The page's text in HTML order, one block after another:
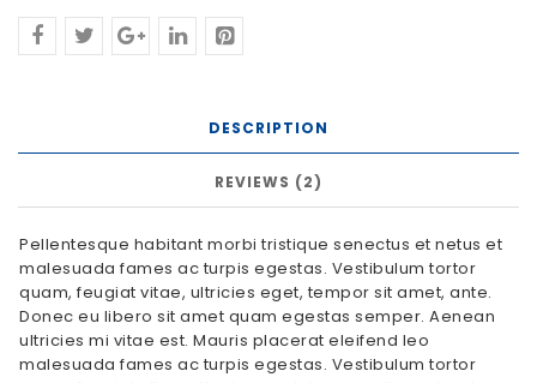
DESCRIPTION
REVIEWS (2)
Pellentesque habitant morbi tristique senectus et netus et
malesuada fames ac turpis egestas. Vestibulum tortor
quam, feugiat vitae, ultricies eget, tempor sit amet, ante.
Donec eu libero sit amet quam egestas semper. Aenean
ultricies mi vitae est. Mauris placerat eleifend leo
malesuada fames ac turpis egestas. Vestibulum tortor